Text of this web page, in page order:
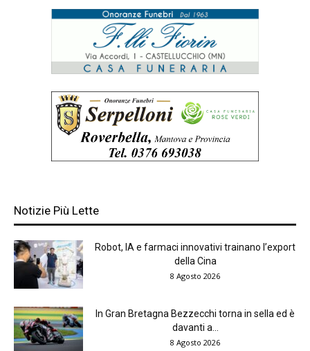
Notizie Più Lette
Robot, IA e farmaci innovativi trainano l’export
della Cina
8 Agosto 2026
In Gran Bretagna Bezzecchi torna in sella ed è
davanti a...
8 Agosto 2026